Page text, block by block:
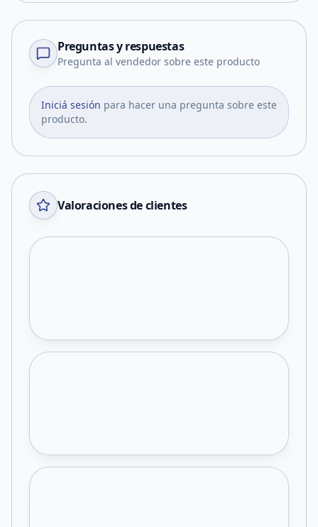
Preguntas y respuestas
Pregunta al vendedor sobre este producto
Iniciá sesión para hacer una pregunta sobre este
producto.
Valoraciones de clientes